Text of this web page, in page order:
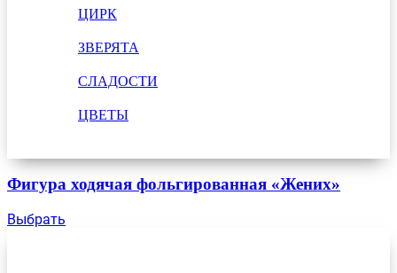
ЦИРК
ЗВЕРЯТА
СЛАДОСТИ
ЦВЕТЫ
Фигура ходячая фольгированная «Жених»
Выбрать